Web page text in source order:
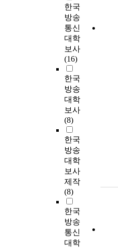
한국
방송
통신
대학
보사
(16)
한국
방송
대학
보사
(8)
한국
방송
대학
보사
제작
(8)
한국
방송
통신
대학